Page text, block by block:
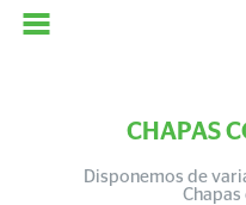
CHAPAS
Disponemos de